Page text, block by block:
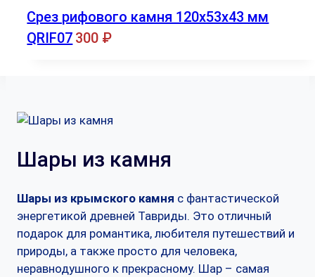
Срез рифового камня 120x53x43 мм
QRIF07 300 ₽
Шары из камня
Шары из крымского камня с фантастической
энергетикой древней Тавриды. Это отличный
подарок для романтика, любителя путешествий и
природы, а также просто для человека,
неравнодушного к прекрасному. Шар – самая